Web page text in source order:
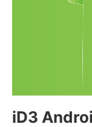
iD3